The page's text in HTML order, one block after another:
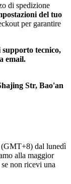
di spedizione
del tuo
per garantire
supporto tecnico,
email.
Str, Bao'an
dal lunedì
alla maggior
non ricevi una